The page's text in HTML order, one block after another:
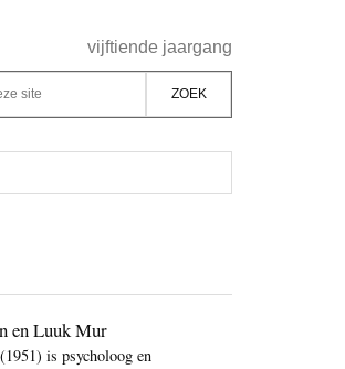
vijftiende jaargang
en Luuk Mur
is psycholoog en